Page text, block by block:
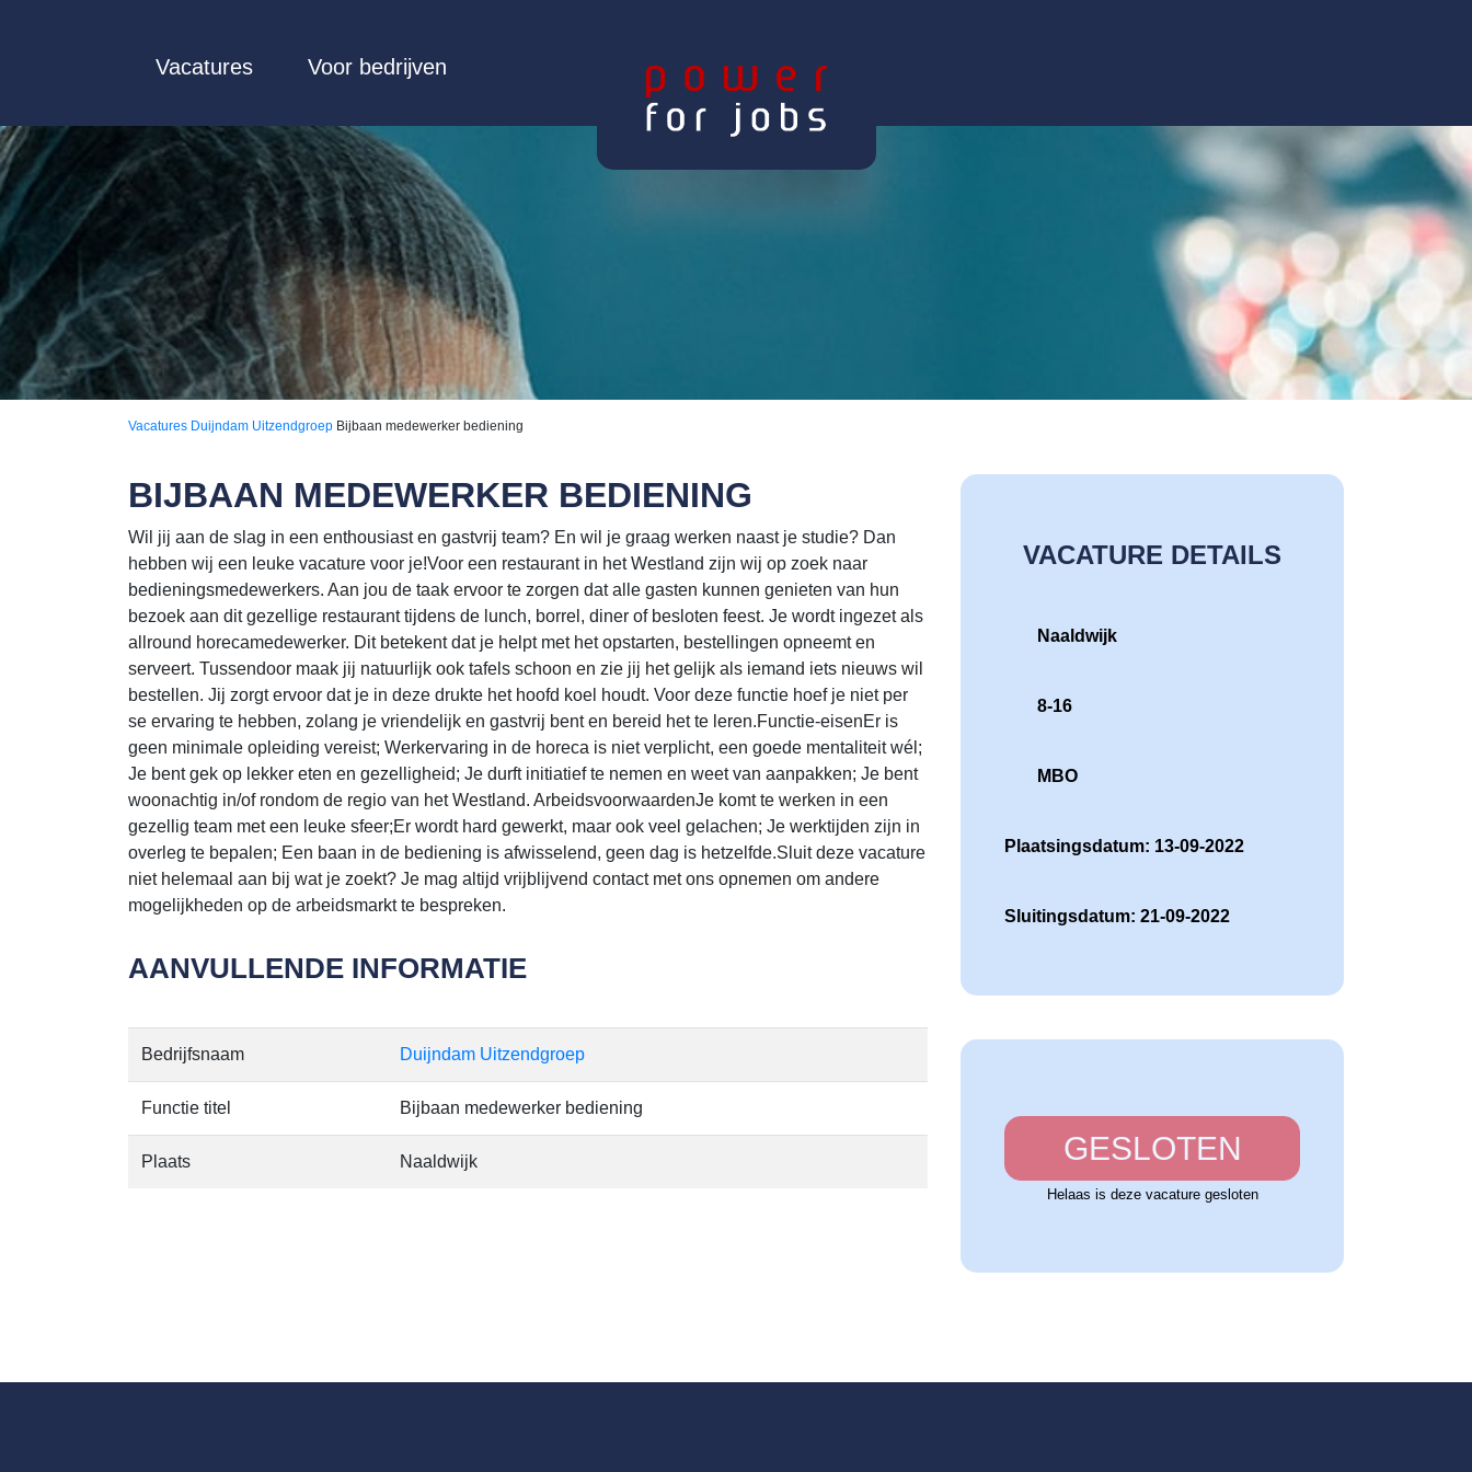
Vacatures Voor bedrijven
Vacatures Duijndam Uitzendgroep Bijbaan medewerker bediening
BIJBAAN MEDEWERKER BEDIENING
Wil jij aan de slag in een enthousiast en gastvrij team? En wil je graag werken naast je studie? Dan
hebben wij een leuke vacature voor je!Voor een restaurant in het Westland zijn wij op zoek naar
bedieningsmedewerkers. Aan jou de taak ervoor te zorgen dat alle gasten kunnen genieten van hun
bezoek aan dit gezellige restaurant tijdens de lunch, borrel, diner of besloten feest. Je wordt ingezet als
allround horecamedewerker. Dit betekent dat je helpt met het opstarten, bestellingen opneemt en
serveert. Tussendoor maak jij natuurlijk ook tafels schoon en zie jij het gelijk als iemand iets nieuws wil
bestellen. Jij zorgt ervoor dat je in deze drukte het hoofd koel houdt. Voor deze functie hoef je niet per
se ervaring te hebben, zolang je vriendelijk en gastvrij bent en bereid het te leren.Functie-eisenEr is
geen minimale opleiding vereist; Werkervaring in de horeca is niet verplicht, een goede mentaliteit wél;
Je bent gek op lekker eten en gezelligheid; Je durft initiatief te nemen en weet van aanpakken; Je bent
woonachtig in/of rondom de regio van het Westland. ArbeidsvoorwaardenJe komt te werken in een
gezellig team met een leuke sfeer;Er wordt hard gewerkt, maar ook veel gelachen; Je werktijden zijn in
overleg te bepalen; Een baan in de bediening is afwisselend, geen dag is hetzelfde.Sluit deze vacature
niet helemaal aan bij wat je zoekt? Je mag altijd vrijblijvend contact met ons opnemen om andere
mogelijkheden op de arbeidsmarkt te bespreken.
AANVULLENDE INFORMATIE
Bedrijfsnaam Duijndam Uitzendgroep
Functie titel Bijbaan medewerker bediening
Plaats Naaldwijk
VACATURE DETAILS
Naaldwijk
8-16
MBO
Plaatsingsdatum: 13-09-2022
Sluitingsdatum: 21-09-2022
GESLOTEN
Helaas is deze vacature gesloten